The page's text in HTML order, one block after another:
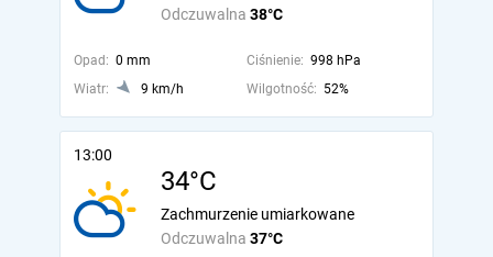
Odczuwalna 38°C
Opad: 0 mm Ciśnienie: 998 hPa
Wiatr:
9 km/h Wilgotność: 52%
13:00
34°C
Odczuwalna 37°C
Zachmurzenie umiarkowane